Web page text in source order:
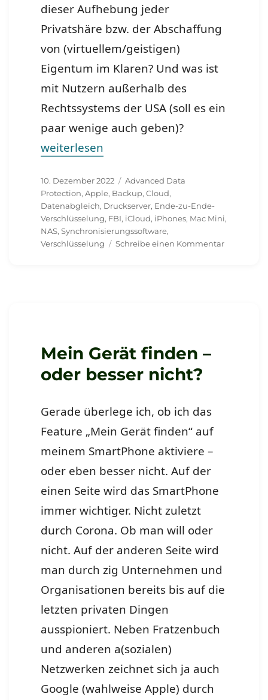
dieser Aufhebung jeder
Privatshäre bzw. der Abschaffung
von (virtuellem/geistigen)
Eigentum im Klaren? Und was ist
mit Nutzern außerhalb des
Rechtssystems der USA (soll es ein
paar wenige auch geben)?
„Ihr zuständiges FBI empfiehlt lokales
weiterlesen
Veröffentlicht
am
10. Dezember 2022 Schlagwörter
Advanced Data
Protection,Apple, Backup,Cloud,
Datenabgleich, Druckserver, Ende-zu-Ende-
Verschlüsselung, FBI, iCloud, iPhones, Mac Mini,
NAS,Synchronisierungssoftware,
Verschlüsselung
Schreibe einen Kommentarzu
Mein Gerät finden –
oder besser nicht?
Gerade überlege ich, ob ich das
Feature „Mein Gerät finden“ auf
meinem SmartPhone aktiviere –
oder eben besser nicht. Auf der
einen Seite wird das SmartPhone
immer wichtiger. Nicht zuletzt
durch Corona. Ob man will oder
nicht. Auf der anderen Seite wird
man durch zig Unternehmen und
Organisationen bereits bis auf die
letzten privaten Dingen
ausspioniert. Neben Fratzenbuch
und anderen a(sozialen)
Netzwerken zeichnet sich ja auch
Google (wahlweise Apple) durch